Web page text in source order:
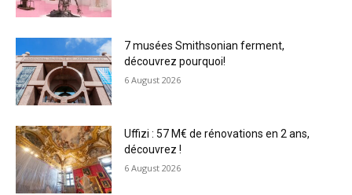
7 musées Smithsonian ferment,
découvrez pourquoi!
6 August 2026
Uffizi : 57 M€ de rénovations en 2 ans,
découvrez !
6 August 2026